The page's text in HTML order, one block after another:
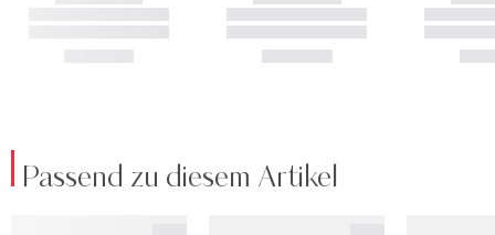
Passend zu diesem Artikel